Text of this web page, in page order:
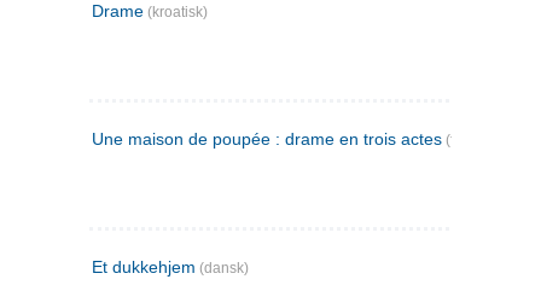
Drame (kroatisk)
Une maison de poupée : drame en trois actes (fransk)
Et dukkehjem (dansk)